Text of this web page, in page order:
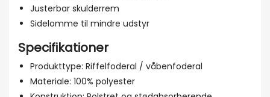
Justerbar skulderrem
Sidelomme til mindre udstyr
Specifikationer
Produkttype: Riffelfoderal / våbenfoderal
Materiale: 100% polyester